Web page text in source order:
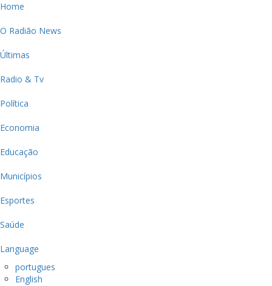
Home
O Radião News
Últimas
Radio & Tv
Política
Economia
Educação
Municípios
Esportes
Saúde
Language
portugues
English